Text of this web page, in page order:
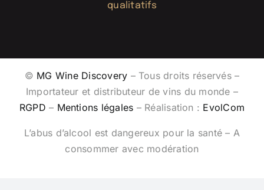
qualitatifs
© MG Wine Discovery – Tous droits réservés –
Importateur et distributeur de vins du monde –
RGPD – Mentions légales – Réalisation : EvolCom
L’abus d’alcool est dangereux pour la santé – A
consommer avec modération